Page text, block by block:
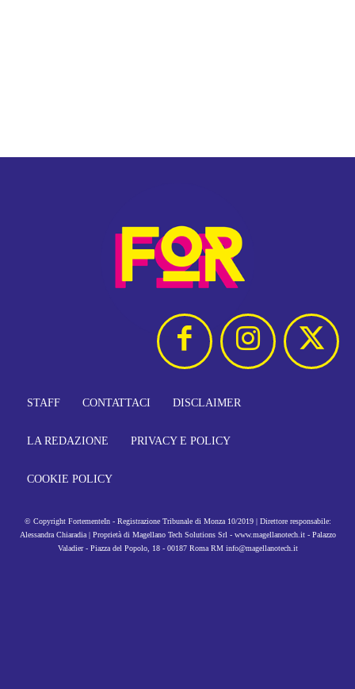
STAFF CONTATTACI DISCLAIMER
LA REDAZIONE PRIVACY E POLICY
COOKIE POLICY
© Copyright FortementeIn - Registrazione Tribunale di Monza 10/2019 | Direttore responsabile:
Alessandra Chiaradia | Proprietà di Magellano Tech Solutions Srl - www.magellanotech.it - Palazzo
Valadier - Piazza del Popolo, 18 - 00187 Roma RM info@magellanotech.it